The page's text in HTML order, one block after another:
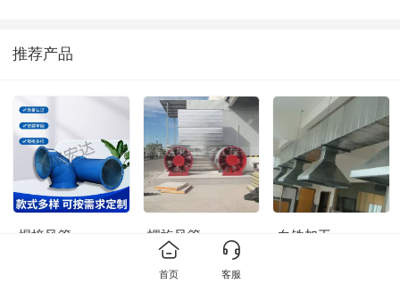
推荐产品
焊接风管 螺旋风管 白铁加工
首页 客服